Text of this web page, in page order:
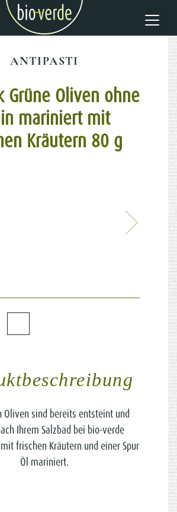
ANTIPASTI
Grüne Oliven ohne
mariniert mit
Kräutern 80 g
Oliven sind bereits entsteint und
Ihrem Salzbad bei bio-verde
frischen Kräutern und einer Spur
Öl mariniert.